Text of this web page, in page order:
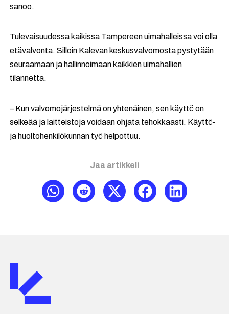
sanoo.
Tulevaisuudessa kaikissa Tampereen uimahalleissa voi olla
etävalvonta. Silloin Kalevan keskusvalvomosta pystytään
seuraamaan ja hallinnoimaan kaikkien uimahallien
tilannetta.
– Kun valvomojärjestelmä on yhtenäinen, sen käyttö on
selkeää ja laitteistoja voidaan ohjata tehokkaasti. Käyttö-
ja huoltohenkilökunnan työ helpottuu.
Jaa artikkeli